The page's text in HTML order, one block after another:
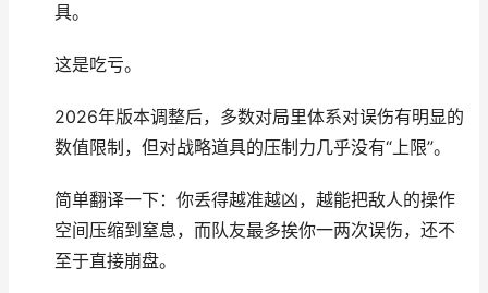
具。
这是吃亏。
2026年版本调整后，多数对局里体系对误伤有明显的
数值限制，但对战略道具的压制力几乎没有“上限”。
简单翻译一下：你丢得越准越凶，越能把敌人的操作
空间压缩到窒息，而队友最多挨你一两次误伤，还不
至于直接崩盘。